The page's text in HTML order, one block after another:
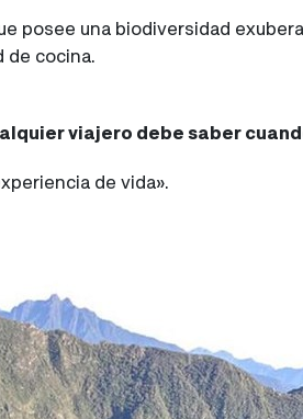
posee una biodiversidad
de cocina.
viajero debe saber
de vida».